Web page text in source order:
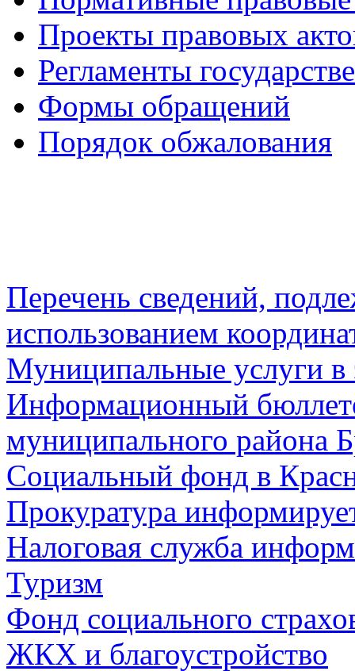
Проекты правовых
Регламенты
Формы обращений
Порядок обжалования
Перечень сведений,
использованием
Муниципальные услуги в
Информационный
муниципального района
Социальный фонд в
Прокуратура
Налоговая служба
Туризм
Фонд социального
ЖКХ и благоустройство